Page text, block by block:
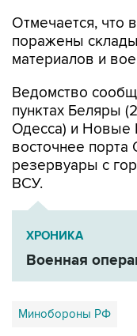
Отмечается, что
поражены
материалов и
Ведомство
пунктах Беляры
Одесса) и Новые
восточнее
резервуары с
ВСУ.
ХРОНИКА
Военная
Минобороны РФ